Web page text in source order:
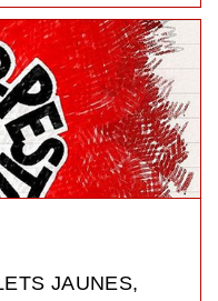
JAUNES,